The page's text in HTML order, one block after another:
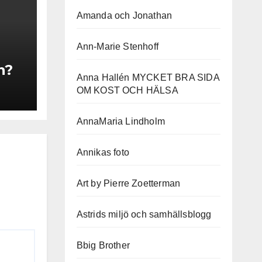
Amanda och Jonathan
Ann-Marie Stenhoff
Anna Hallén MYCKET BRA SIDA
OM KOST OCH HÄLSA
AnnaMaria Lindholm
Annikas foto
Art by Pierre Zoetterman
Astrids miljö och samhällsblogg
Bbig Brother